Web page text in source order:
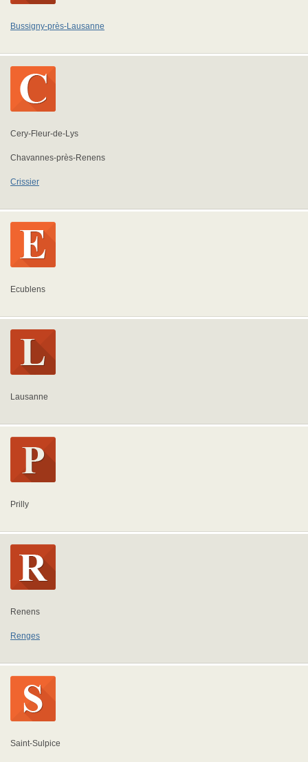
Bussigny-près-Lausanne
Cery-Fleur-de-Lys
Chavannes-près-Renens
Crissier
Ecublens
Lausanne
Prilly
Renens
Renges
Saint-Sulpice